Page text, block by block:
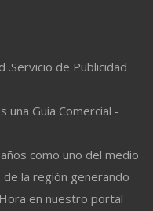
.Servicio de Publicidad
una Guía Comercial -
como uno del medio
la región generando
en nuestro portal